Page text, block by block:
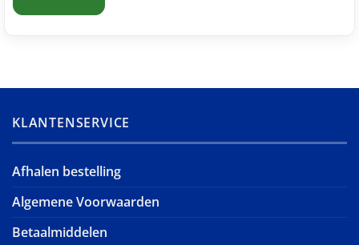
KLANTENSERVICE
Afhalen bestelling
Algemene Voorwaarden
Betaalmiddelen